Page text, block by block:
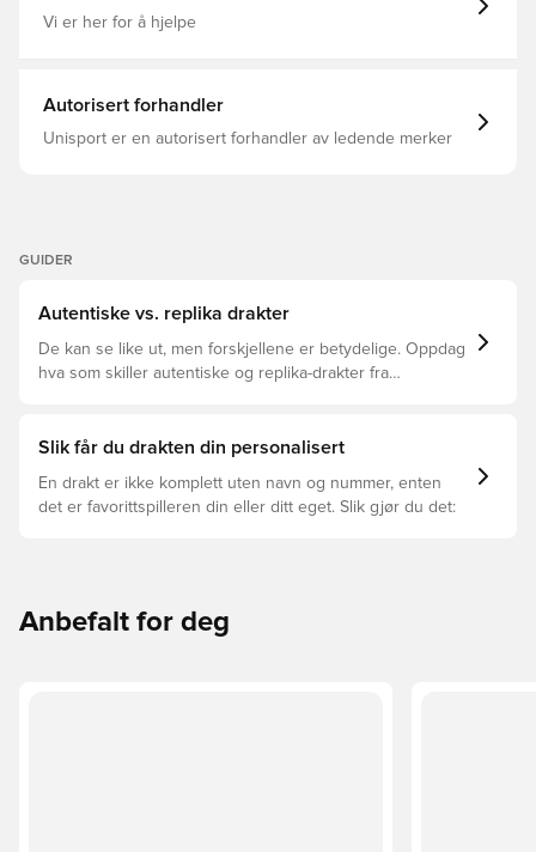
Vi er her for å hjelpe
Autorisert forhandler
Unisport er en autorisert forhandler av ledende merker
GUIDER
Autentiske vs. replika drakter
De kan se like ut, men forskjellene er betydelige. Oppdag
hva som skiller autentiske og replika-drakter fra
Slik får du drakten din personalisert
En drakt er ikke komplett uten navn og nummer, enten
det er favorittspilleren din eller ditt eget. Slik gjør du det:
Anbefalt for deg